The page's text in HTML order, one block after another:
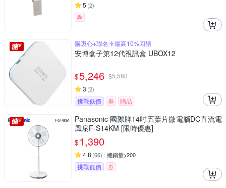
5 (2)
券
購衷心+聯名卡最高10%回饋
安博盒子第12代視訊盒 UBOX12
$5,246 $5,580
3 (2)
挑戰低價 券 贈品
Panasonic 國際牌14吋五葉片微電腦DC直流電
風扇F-S14KM [限時優惠]
$1,390
4.8 (66) 總銷量>200
挑戰低價 券